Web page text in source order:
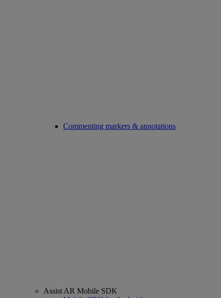
Commenting markers & annotations
Assist AR Mobile SDK